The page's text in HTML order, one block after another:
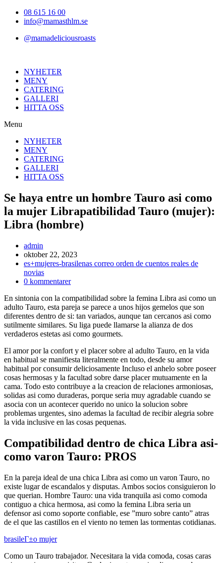
Hoppa08 615 16 00
info@mamasthlm.se
@mamadeliciousroasts
NYHETER
MENY
CATERING
GALLERI
HITTA OSS
Menu
NYHETER
MENY
CATERING
GALLERI
HITTA OSS
Se haya entre un hombre Tauro asi­ como
la mujer Librapatibilidad Tauro (mujer):
Libra (hombre)
Inläggsförfattare:
admin
Inlägget
publicerat:
oktober 22, 2023
Inläggskategori:
es+mujeres-brasilenas correo orden de cuentos reales de
novias
Kommentarer
inlägget:
0 kommentarer
En sintonia con la compatibilidad sobre la femina Libra asi­ como un
adulto Tauro, esta pareja se parece a unos hijos gemelos que son
diferentes dentro de si: tan variados, aunque tan cercanos asi­ como
sutilmente similares. Su liga puede llamarse la alianza de dos
verdaderos estetas asi­ como gourmets.
El amor por la confort y el placer sobre al adulto Tauro, en la vida
en habitual se manifiesta literalmente en todo, desde su amor
habitual por consumir deliciosamente Incluso el anhelo sobre poseer
cosas hermosas y la facultad sobre darse placer mutuamente en la
cama. Todo esto contribuye a la creacion de relaciones armoniosas,
solidas asi­ como duraderas, porque seri­a muy agradable cuando se
asocia con un acontecer querido no unico la solucion sobre
problemas urgentes, sino ademas la facultad de recibir alegria sobre
la vida inclusive en las cosas pequenas.
Compatibilidad dentro de chica Libra asi­
como varon Tauro: PROS
En la pareja ideal de una chica Libra asi­ como un varon Tauro, no
existe lugar de escandalos y disputas. Ambos socios consiguieron lo
que querian. Hombre Tauro: una vida tranquila asi­ como comoda
contiguo a chica hermosa, asi­ como la femina Libra seri­a un
defensor asi­ como soporte confiable, ese ”muro sobre canto” atras
de el que las castillos en el viento no temen las tormentas cotidianas.
brasileГ±o mujer
Como un Tauro trabajador. Necesitara la vida comoda, cosas caras